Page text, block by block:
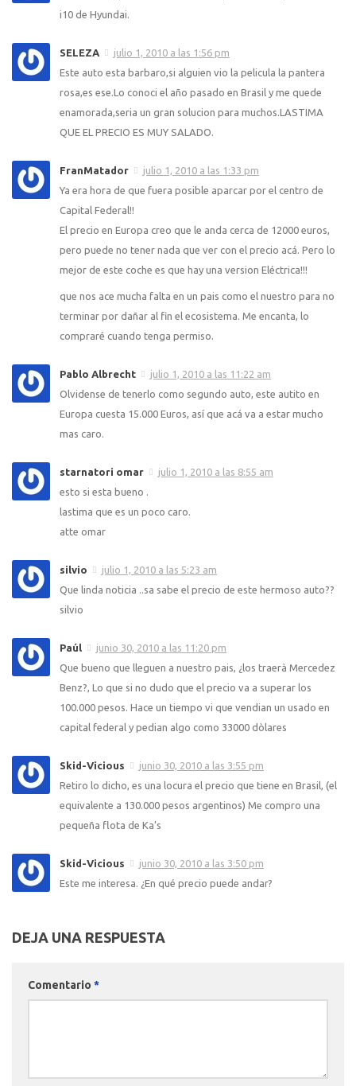
i10 de Hyundai.
SELEZA
julio 1, 2010 a las 1:56 pm
Este auto esta barbaro,si alguien vio la pelicula la pantera
rosa,es ese.Lo conoci el año pasado en Brasil y me quede
enamorada,seria un gran solucion para muchos.LASTIMA
QUE EL PRECIO ES MUY SALADO.
FranMatador
julio 1, 2010 a las 1:33 pm
Ya era hora de que fuera posible aparcar por el centro de
Capital Federal!!
El precio en Europa creo que le anda cerca de 12000 euros,
pero puede no tener nada que ver con el precio acá. Pero lo
mejor de este coche es que hay una version Eléctrica!!!
que nos ace mucha falta en un pais como el nuestro para no
terminar por dañar al fin el ecosistema. Me encanta, lo
compraré cuando tenga permiso.
Pablo Albrecht
julio 1, 2010 a las 11:22 am
Olvidense de tenerlo como segundo auto, este autito en
Europa cuesta 15.000 Euros, así que acá va a estar mucho
mas caro.
starnatori omar
julio 1, 2010 a las 8:55 am
esto si esta bueno .
lastima que es un poco caro.
atte omar
silvio
julio 1, 2010 a las 5:23 am
Que linda noticia ..sa sabe el precio de este hermoso auto??
silvio
Paúl
junio 30, 2010 a las 11:20 pm
Que bueno que lleguen a nuestro pais, ¿los traerà Mercedez
Benz?, Lo que si no dudo que el precio va a superar los
100.000 pesos. Hace un tiempo vi que vendian un usado en
capital federal y pedian algo como 33000 dòlares
Skid-Vicious
junio 30, 2010 a las 3:55 pm
Retiro lo dicho, es una locura el precio que tiene en Brasil, (el
equivalente a 130.000 pesos argentinos) Me compro una
pequeña flota de Ka’s
Skid-Vicious
junio 30, 2010 a las 3:50 pm
Este me interesa. ¿En qué precio puede andar?
DEJA UNA RESPUESTA
Comentario *